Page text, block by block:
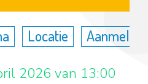
Locatie
2026 van 13:00